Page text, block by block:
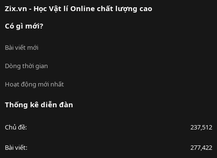
Zix.vn - Học Vật lí Online chất lượng cao
Có gì mới?
Bài viết mới
Dòng thời gian
Hoạt động mới nhất
Thống kê diễn đàn
Chủ đề 237,512
Bài viết 277,422